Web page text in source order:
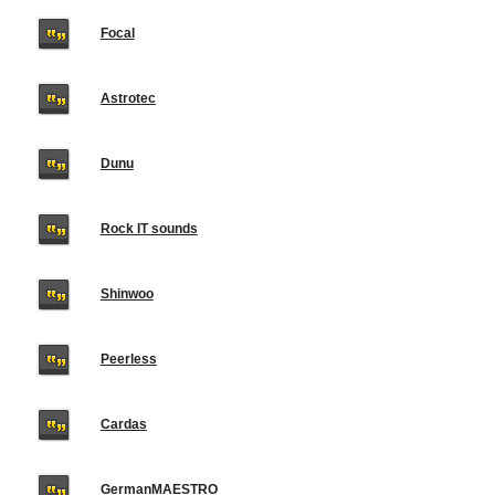
Focal
Astrotec
Dunu
Rock IT sounds
Shinwoo
Peerless
Cardas
GermanMAESTRO